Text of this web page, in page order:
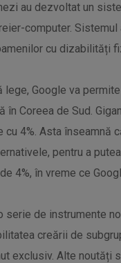
au dezvoltat un
computer.
cu dizabilități
lege, Google va
în Coreea de Sud.
cu 4%. Asta
pentru a
4%, în vreme ce
serie de instrumente
creării de
exclusiv. Alte noutăți